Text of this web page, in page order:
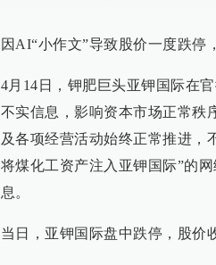
因AI“小作文”导致股价一度跌停
4月14日，钾肥巨头亚钾国际在
不实信息，影响资本市场正常秩
及各项经营活动始终正常推进，
将煤化工资产注入亚钾国际”的
息。
当日，亚钾国际盘中跌停，股价